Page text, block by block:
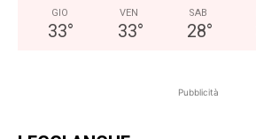
GIO
33°
VEN
33°
SAB
28°
Pubblicità